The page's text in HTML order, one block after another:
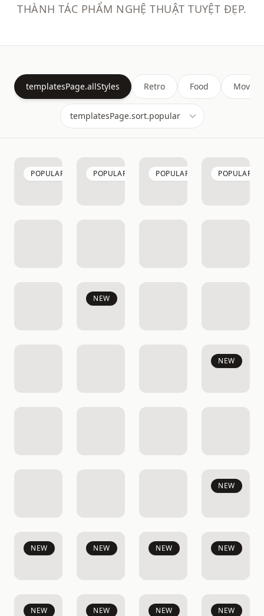
THÀNH TÁC PHẨM NGHỆ THUẬT TUYỆT ĐẸP.
templatesPage.allStyles Retro Food Movie
POPULAR
NEW
NEW
POPULAR
NEW
NEW
NEW
POPULAR
NEW
NEW
POPULAR
NEW
NEW
NEW
NEW